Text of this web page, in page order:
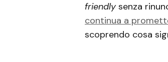
friendlysenza
continua a
scoprendo cosa